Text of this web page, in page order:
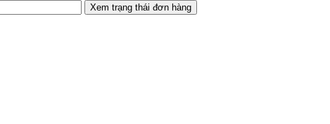
Xem trạng thái đơn hàng